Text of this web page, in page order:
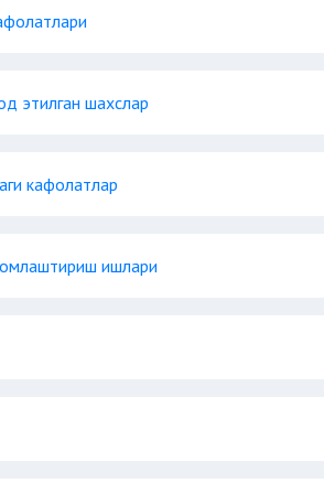
этилган шахслар
кафолатлар
ишлари